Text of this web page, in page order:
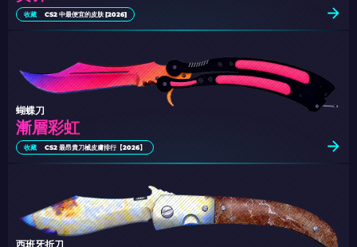
收藏 CS2 中最便宜的皮肤 [2026]
漸層彩虹
蝴蝶刀
收藏 CS2 最昂貴刀械皮膚排行【2026】
西班牙折刀